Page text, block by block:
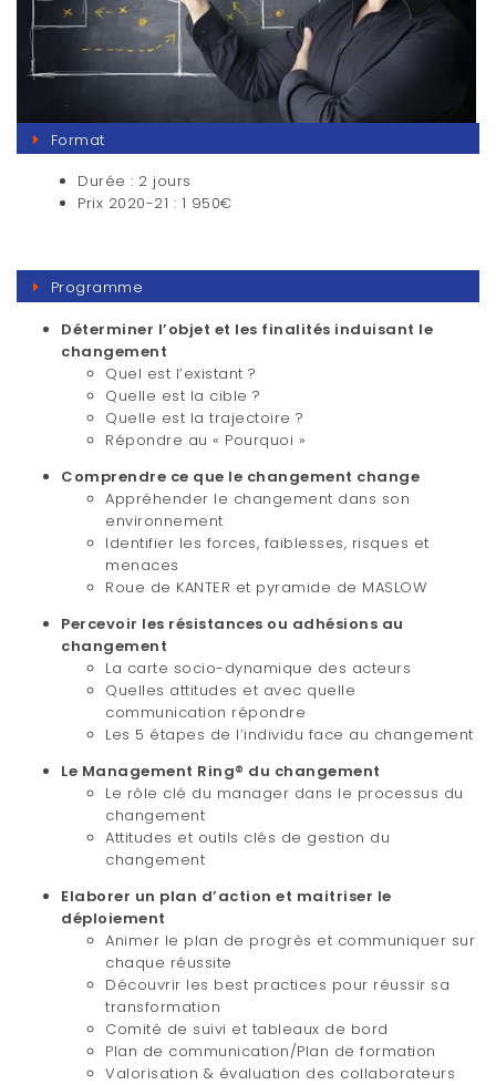
Format
Durée : 2 jours
Prix 2020-21 : 1 950€
Programme
Déterminer l’objet et les finalités induisant le
changement
Quel est l’existant ?
Quelle est la cible ?
Quelle est la trajectoire ?
Répondre au « Pourquoi »
Comprendre ce que le changement change
Appréhender le changement dans son
environnement
Identifier les forces, faiblesses, risques et
menaces
Roue de KANTER et pyramide de MASLOW
Percevoir les résistances ou adhésions au
changement
La carte socio-dynamique des acteurs
Quelles attitudes et avec quelle
communication répondre
Les 5 étapes de l’individu face au changement
Le Management Ring® du changement
Le rôle clé du manager dans le processus du
changement
Attitudes et outils clés de gestion du
changement
Elaborer un plan d’action et maitriser le
déploiement
Animer le plan de progrès et communiquer sur
chaque réussite
Découvrir les best practices pour réussir sa
transformation
Comité de suivi et tableaux de bord
Plan de communication/Plan de formation
Valorisation & évaluation des collaborateurs